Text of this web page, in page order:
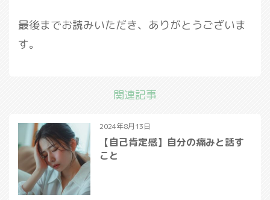
最後までお読みいただき、ありがとうございま
す。
関連記事
2024年8月13日
【自己肯定感】自分の痛みと話す
こと